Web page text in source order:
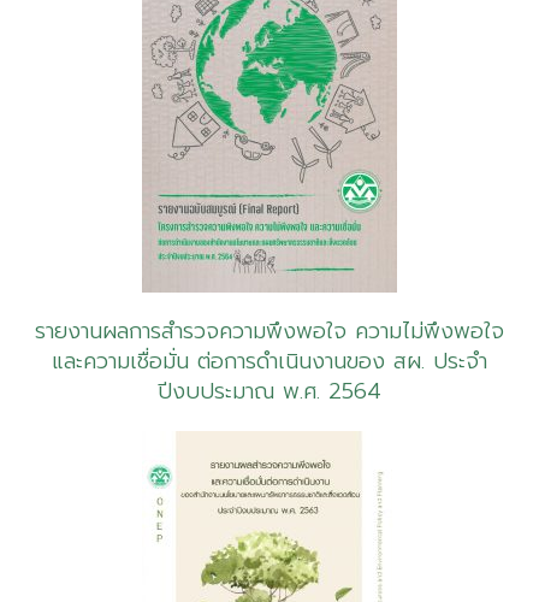
รายงานผลการสำรวจความพึงพอใจ ความไม่พึงพอใจ
และความเชื่อมั่น ต่อการดำเนินงานของ สผ. ประจำ
ปีงบประมาณ พ.ศ. 2564